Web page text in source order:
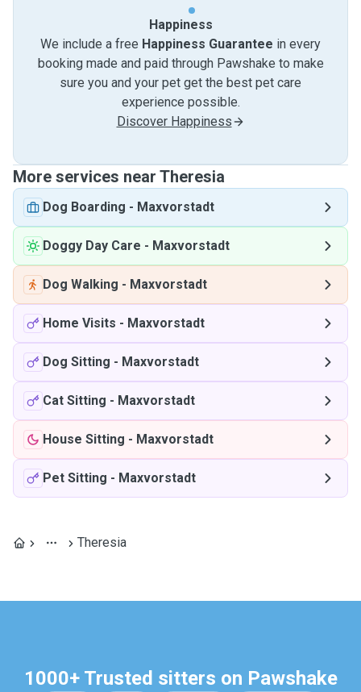
Happiness
We include a free Happiness Guarantee in every
booking made and paid through Pawshake to make
sure you and your pet get the best pet care
experience possible.
Discover Happiness
More services near Theresia
Dog Boarding - Maxvorstadt
Doggy Day Care - Maxvorstadt
Dog Walking - Maxvorstadt
Home Visits - Maxvorstadt
Dog Sitting - Maxvorstadt
Cat Sitting - Maxvorstadt
House Sitting - Maxvorstadt
Pet Sitting - Maxvorstadt
Theresia
1000+ Trusted sitters on Pawshake